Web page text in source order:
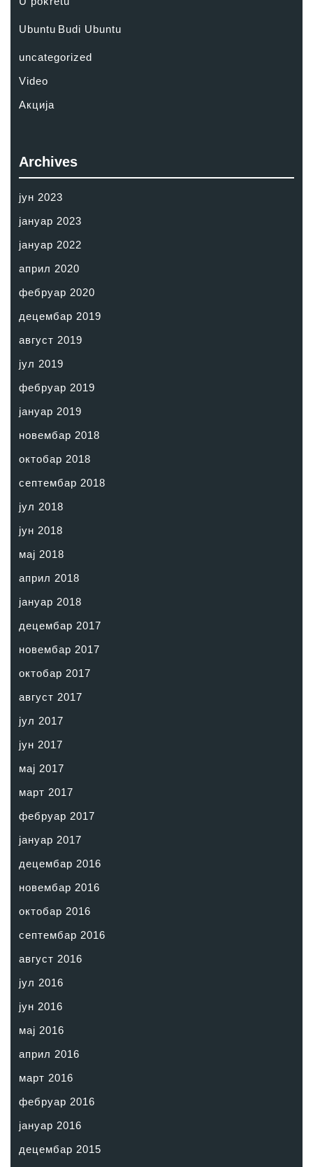
Ubuntu Budi Ubuntu
uncategorized
Video
Акција
Archives
јун 2023
јануар 2023
јануар 2022
април 2020
фебруар 2020
децембар 2019
август 2019
јул 2019
фебруар 2019
јануар 2019
новембар 2018
октобар 2018
септембар 2018
јул 2018
јун 2018
мај 2018
април 2018
јануар 2018
децембар 2017
новембар 2017
октобар 2017
август 2017
јул 2017
јун 2017
мај 2017
март 2017
фебруар 2017
јануар 2017
децембар 2016
новембар 2016
октобар 2016
септембар 2016
август 2016
јул 2016
јун 2016
мај 2016
април 2016
март 2016
фебруар 2016
јануар 2016
децембар 2015